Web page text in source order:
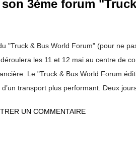
3ème forum
"Truck & Bus World Forum" (pour ne
les 11 et 12 mai au centre de
Le "Truck & Bus World Forum
d’un transport plus performant. Deux
Ce signe est d’autant plus
UN COMMENTAIRE